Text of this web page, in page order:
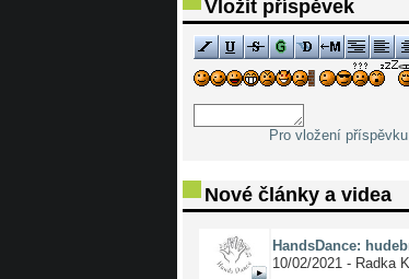
Vložit příspěvek
Pro vložení
Nové články a videa
HandsDance:
10/02/2021 - Radka